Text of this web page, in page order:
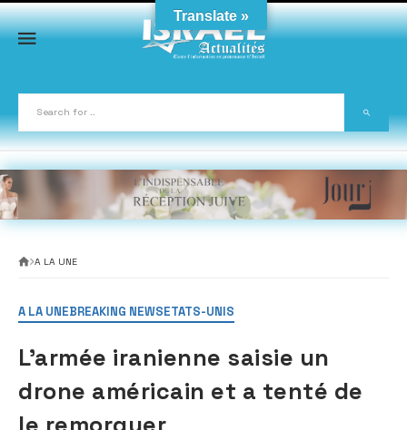
Skip
to
content
A LA UNE
A LA UNEBREAKING NEWSETATS-UNIS
L’armée iranienne saisie un
drone américain et a tenté de
Translate »